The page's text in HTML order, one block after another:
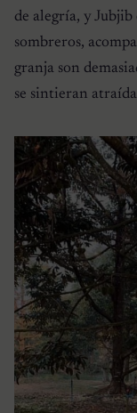
de alegría, y Jubjib
sombreros,
granja son
se sintieran